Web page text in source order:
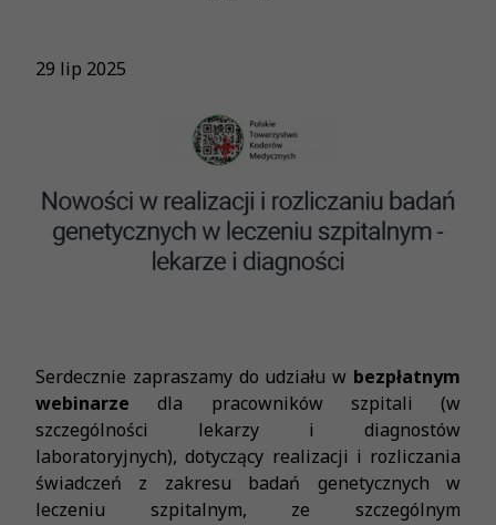
29 lip 2025
Serdecznie zapraszamy do udziału w bezpłatnym
webinarzedla pracowników szpitali (w
szczególności lekarzy i diagnostów
laboratoryjnych), dotyczący realizacji i rozliczania
świadczeń z zakresu badań genetycznych w
leczeniu szpitalnym, ze szczególnym